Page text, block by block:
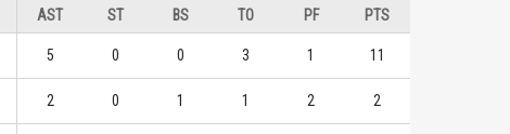
丁恩迪
游艾喆
AST ST BS TO PF PTS
5 0 0 3 1 11
2 0 1 1 2 2